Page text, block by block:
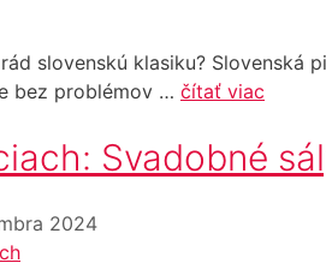
slovenskú klasiku? Slovenská
bez problémov … čítať viac
Svadobné
2024